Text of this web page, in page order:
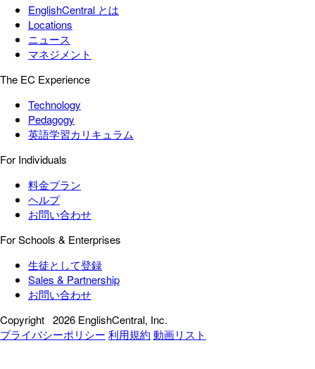
EnglishCentral とは
Locations
ニュース
マネジメント
The EC Experience
Technology
Pedagogy
英語学習カリキュラム
For Individuals
料金プラン
ヘルプ
お問い合わせ
For Schools & Enterprises
生徒として登録
Sales & Partnership
お問い合わせ
Copyright 2026 EnglishCentral, Inc.
プライバシーポリシー 利用規約 動画リスト